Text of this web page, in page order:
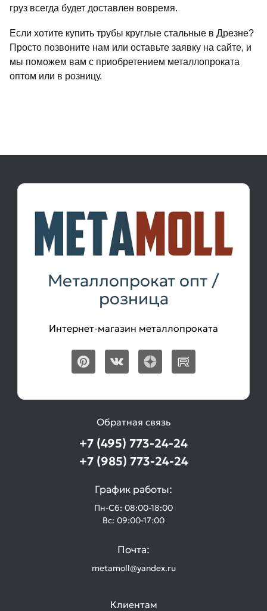
груз всегда будет доставлен вовремя.
Если хотите купить трубы круглые стальные в Дрезне?
Просто позвоните нам или оставьте заявку на сайте, и
мы поможем вам с приобретением металлопроката
оптом или в розницу.
Металлопрокат опт /
розница
Интернет-магазин металлопроката
Обратная связь
+7 (495) 773-24-24
+7 (985) 773-24-24
График работы:
Пн-Сб: 08:00-18:00
Вс: 09:00-17:00
Почта:
metamoll@yandex.ru
Клиентам